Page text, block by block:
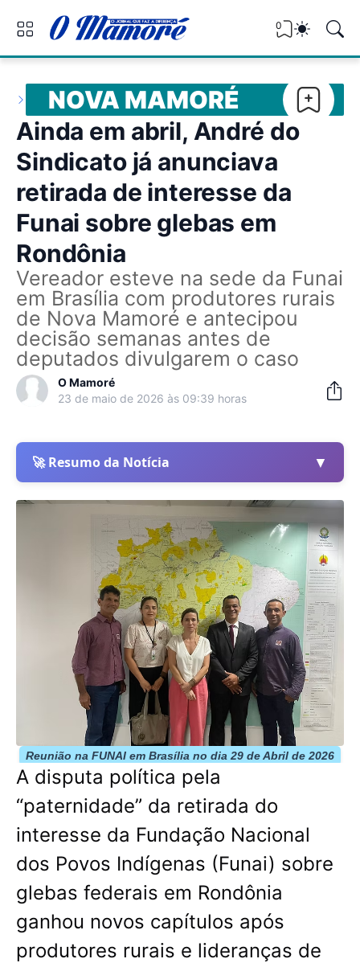
0
NOVA MAMORÉ
Ainda em abril, André do
Sindicato já anunciava
retirada de interesse da
Funai sobre glebas em
Rondônia
Vereador esteve na sede da Funai
em Brasília com produtores rurais
de Nova Mamoré e antecipou
decisão semanas antes de
deputados divulgarem o caso
O Mamoré
23 de maio de 2026 às 09:39 horas
🚀 Resumo da Notícia ▼
Reunião na FUNAI em Brasília no dia 29 de Abril de 2026
A disputa política pela
“paternidade” da retirada do
interesse da Fundação Nacional
dos Povos Indígenas (Funai) sobre
glebas federais em Rondônia
ganhou novos capítulos após
produtores rurais e lideranças de